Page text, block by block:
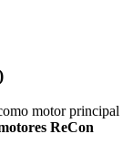
motor principal
ReCon